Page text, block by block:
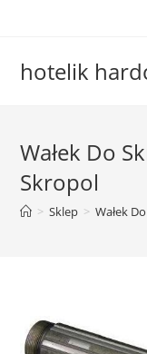
hotelik
Wałek Do
Skropol
> Sklep > Wałek